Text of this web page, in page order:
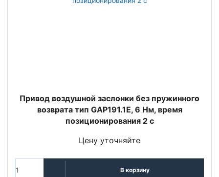
Привод воздушной заслонки без пружинного
возврата тип GAP191.1E, 6 Нм, время
позиционирования 2 с
Цену уточняйте
В корзину